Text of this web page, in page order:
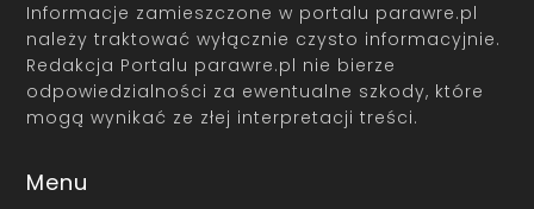
Informacje zamieszczone w portalu parawre.pl
należy traktować wyłącznie czysto informacyjnie.
Redakcja Portalu parawre.pl nie bierze
odpowiedzialności za ewentualne szkody, które
mogą wynikać ze złej interpretacji treści.
Menu